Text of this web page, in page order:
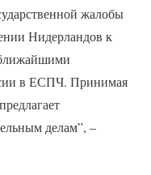
жалобы
Нидерландов к
в ЕСПЧ. Принимая
делам”, –